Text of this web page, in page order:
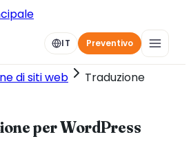
IT Preventivo
di siti web
Traduzione
per WordPress